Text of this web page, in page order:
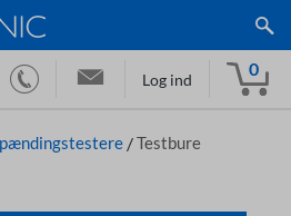
Log ind
0
/Testbure